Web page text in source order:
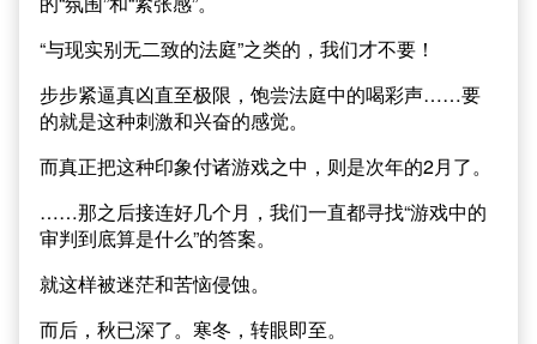
“与现实别无二致的法庭”之类的，我们才不要！
步步紧逼真凶直至极限，饱尝法庭中的喝彩声……要
的就是这种刺激和兴奋的感觉。
而真正把这种印象付诸游戏之中，则是次年的2月了。
……那之后接连好几个月，我们一直都寻找“游戏中的
审判到底算是什么”的答案。
就这样被迷茫和苦恼侵蚀。
而后，秋已深了。寒冬，转眼即至。